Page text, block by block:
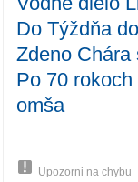
Do Týždňa
Zdeno
Po 70
omša
Upozorni na chybu